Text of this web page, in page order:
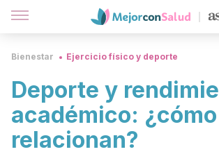
Bienestar Ejercicio físico y deporte
Deporte y
académico:
relacionan?